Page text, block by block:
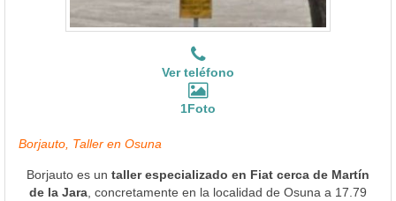
Ver teléfono
1Foto
Borjauto, Taller en Osuna
Borjauto es un taller especializado en Fiat cerca de Martín
de la Jara , concretamente en la localidad de Osuna a 17.79